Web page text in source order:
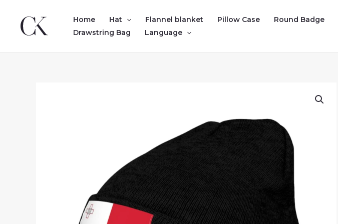
content
Home Hat Flannel blanket Pillow Case Round Badge
Drawstring Bag
Language